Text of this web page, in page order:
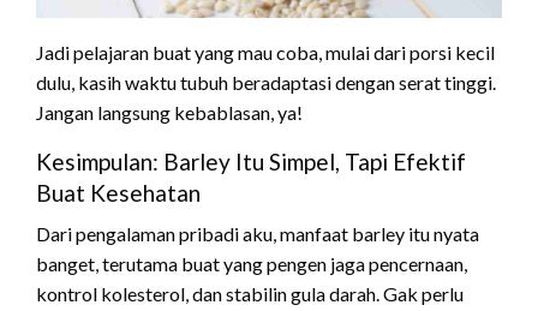
Jadi pelajaran buat yang mau coba, mulai dari porsi kecil
dulu, kasih waktu tubuh beradaptasi dengan serat tinggi.
Jangan langsung kebablasan, ya!
Kesimpulan: Barley Itu Simpel, Tapi Efektif
Buat Kesehatan
Dari pengalaman pribadi aku, manfaat barley itu nyata
banget, terutama buat yang pengen jaga pencernaan,
kontrol kolesterol, dan stabilin gula darah. Gak perlu